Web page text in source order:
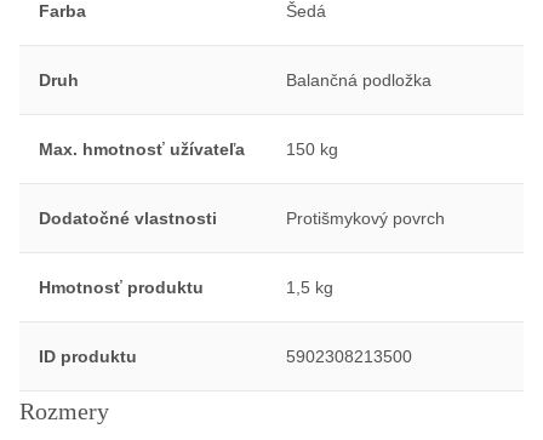
Farba Šedá
Druh Balančná podložka
Max. hmotnosť užívateľa 150 kg
Dodatočné vlastnosti Protišmykový povrch
Hmotnosť produktu 1,5 kg
ID produktu 5902308213500
Rozmery